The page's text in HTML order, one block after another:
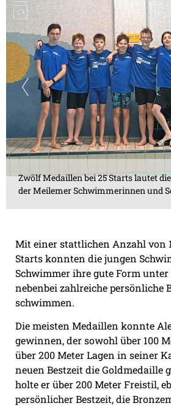
Zwölf Medaillen bei 25 Starts lautet
der Meilemer Schwimmerinnen und
Mit einer stattlichen Anzahl von
Starts konnten die jungen
Schwimmer ihre gute Form
nebenbei zahlreiche persönliche
schwimmen.
Die meisten Medaillen konnte
gewinnen, der sowohl über 100
über 200 Meter Lagen in seiner
neuen Bestzeit die Goldmedaille
holte er über 200 Meter Freistil,
persönlicher Bestzeit, die